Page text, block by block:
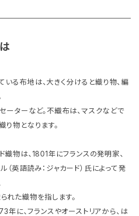
る布地は、大きく分けると織り物、編
ーターなど。不織布は、マスクなどで
り物となります。
織物は、1801年にフランスの発明家、
（英語読み：ジャカード）氏によって発
れた織物を指します。
年に、フランスやオーストリアから、は